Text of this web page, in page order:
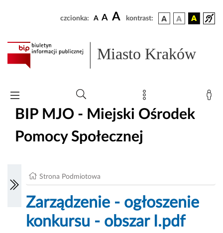
czcionka: A A A kontrast:
Miasto Kraków
BIP MJO - Miejski Ośrodek
Pomocy Społecznej
Strona Podmiotowa
Zarządzenie - ogłoszenie
konkursu - obszar I.pdf